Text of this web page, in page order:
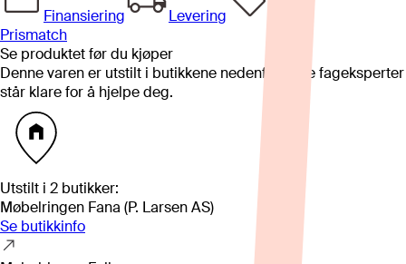
Finansiering
Levering
Prismatch
Se produktet før du kjøper
Denne varen er utstilt i butikkene nedenfor. Våre fageksperter
står klare for å hjelpe deg.
Utstilt i 2 butikker:
Møbelringen Fana (P. Larsen AS)
Se butikkinfo